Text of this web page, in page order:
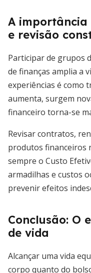
A
e revisão
Participar de grupos
de finanças amplia a
experiências é como
aumenta, surgem
financeiro torna-se
Revisar contratos,
produtos financeiros
sempre o Custo
armadilhas e custos
prevenir efeitos
Conclusão: O
de vida
Alcançar uma vida
corpo quanto do